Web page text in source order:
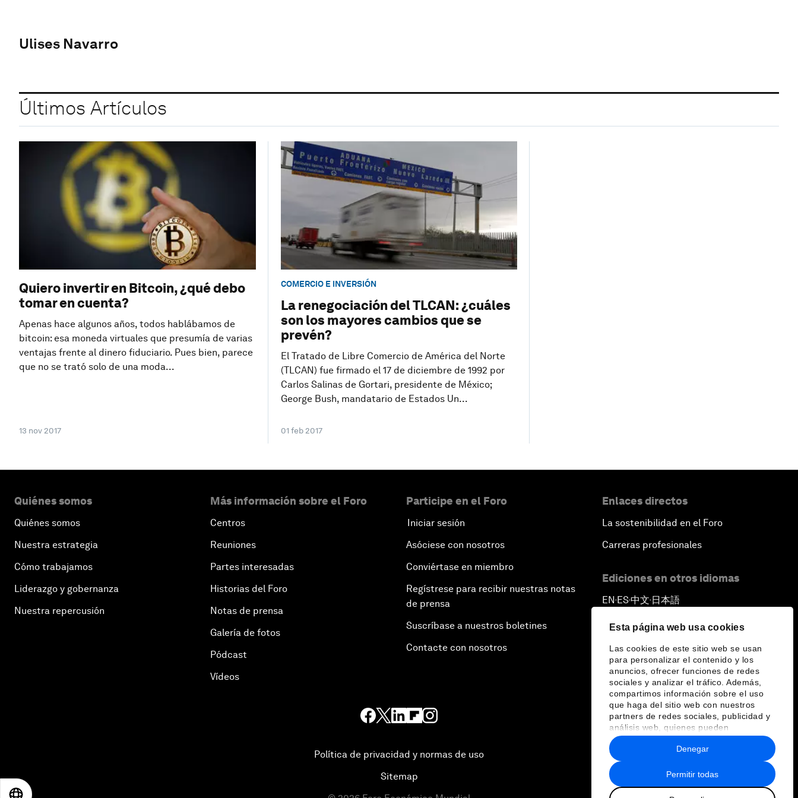
Esta página web usa cookies
Las cookies de este sitio web se usan
para personalizar el contenido y los
anuncios, ofrecer funciones de redes
sociales y analizar el tráfico. Además,
compartimos información sobre el uso
que haga del sitio web con nuestros
partners de redes sociales, publicidad y
análisis web, quienes pueden
combinarla con otra información que les
haya proporcionado o que hayan
recopilado a partir del uso que haya
hecho de sus servicios.
Permitir todas
Denegar
Ulises Navarro
Últimos Artículos
Quiero invertir en Bitcoin, ¿qué debo
tomar en cuenta?
Apenas hace algunos años, todos hablábamos de
bitcoin: esa moneda virtuales que presumía de varias
ventajas frente al dinero fiduciario. Pues bien, parece
que no se trató solo de una moda...
13 nov 2017
COMERCIO E INVERSIÓN
La renegociación del TLCAN: ¿cuáles
son los mayores cambios que se
prevén?
El Tratado de Libre Comercio de América del Norte
(TLCAN) fue firmado el 17 de diciembre de 1992 por
Carlos Salinas de Gortari, presidente de México;
George Bush, mandatario de Estados Un...
01 feb 2017
Quiénes somos
Quiénes somos
Nuestra estrategia
Cómo trabajamos
Liderazgo y gobernanza
Nuestra repercusión
Más información sobre el Foro
Centros
Reuniones
Partes interesadas
Historias del Foro
Notas de prensa
Galería de fotos
Pódcast
Vídeos
Participe en el Foro
Iniciar sesión
Asóciese con nosotros
Conviértase en miembro
Regístrese para recibir nuestras notas
de prensa
Suscríbase a nuestros boletines
Contacte con nosotros
Enlaces directos
La sostenibilidad en el Foro
Carreras profesionales
Ediciones en otros idiomas
EN ▪ ES▪中文▪ 日本語
Política de privacidad y normas de uso
Sitemap